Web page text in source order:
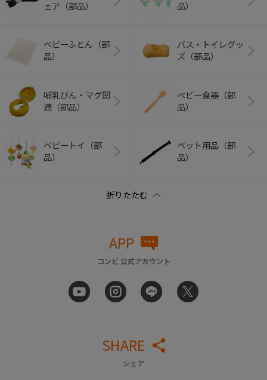
ェア（部品）
品）
ベビーふとん（部
品）
バス・トイレグッ
ズ（部品）
哺乳びん・マグ関
連（部品）
ベビー食器（部
品）
ベビートイ（部
品）
ペット用品（部
品）
APP
コンビ 公式アカウント
SHARE
シェア